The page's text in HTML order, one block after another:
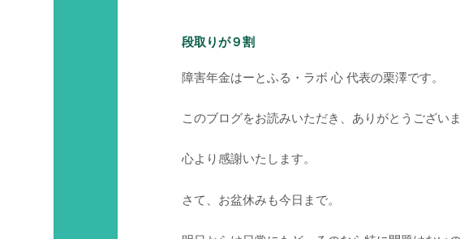
段取りが９割
障害年金はーとふる・ラボ 心 代表の栗澤です。
このブログをお読みいただき、ありがとうござい
心より感謝いたします。
さて、お盆休みも今日まで。